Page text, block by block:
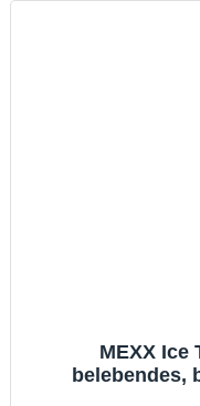
MEXX Ice
belebendes,